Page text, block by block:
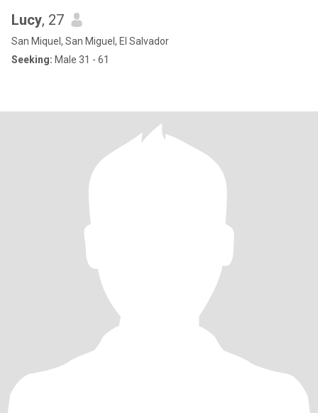
Lucy, 27
San Miquel, San Miguel, El Salvador
Seeking: Male 31 - 61